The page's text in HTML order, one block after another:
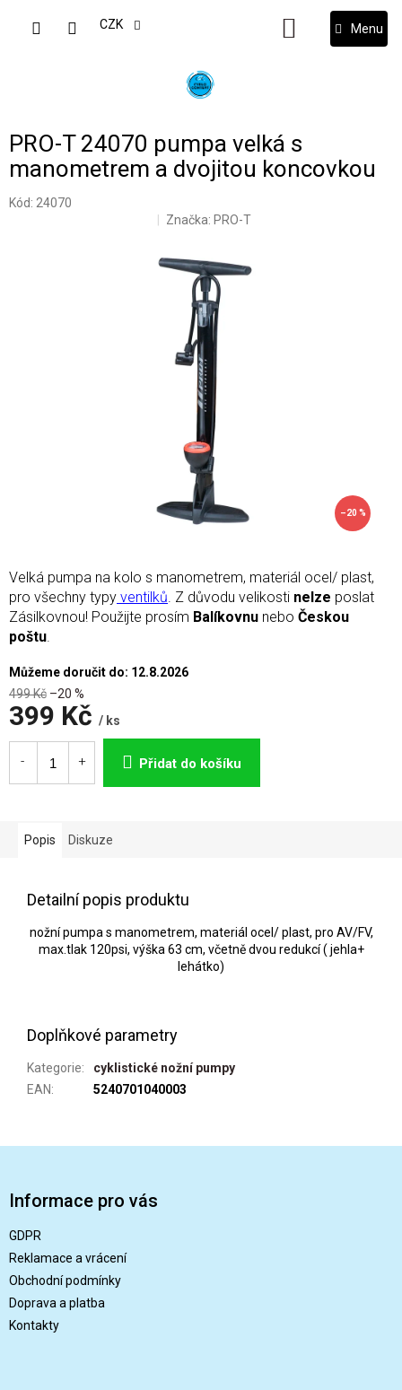
CZK
NÁKUPNÍ
KOŠÍK
PRO-T 24070 pumpa velká s
manometrem a dvojitou koncovkou
Kód: 24070
Značka: PRO-T
–20 %
499 Kč –20 %
399 Kč / ks
Měrná
cena:
Můžeme doručit do: 12.8.2026
Přidat do košíku
Velká pumpa na kolo s manometrem, materiál ocel/ plast,
pro všechny typy ventilků. Z důvodu velikosti nelze poslat
Zásilkovnou! Použijte prosím Balíkovnu nebo Českou
poštu.
Popis Diskuze
Detailní popis produktu
nožní pumpa s manometrem, materiál ocel/ plast, pro AV/FV,
max.tlak 120psi, výška 63 cm, včetně dvou redukcí ( jehla+
lehátko)
Doplňkové parametry
Kategorie:
cyklistické nožní pumpy
EAN: 5240701040003
Informace pro vás
GDPR
Reklamace a vrácení
Obchodní podmínky
Doprava a platba
Kontakty